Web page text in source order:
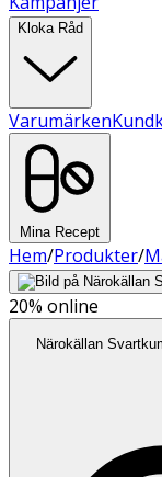
Kloka Råd
Varumärken
Mina Recept
Hem/Produkter/
20% online
Närokällan